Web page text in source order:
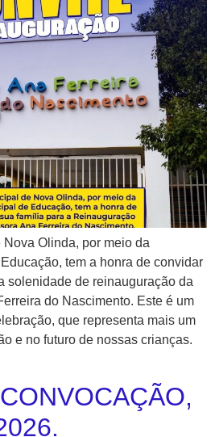
Olinda, por meio da
tem a honra de convidar
solenidade de reinauguração da
do Nascimento. Este é um
que representa mais um
e no futuro de nossas crianças.